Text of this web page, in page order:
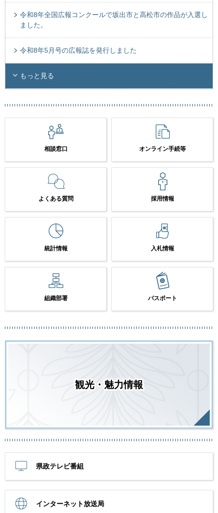
令和8年全国広報コンクールで坂出市と高松市の作品が入選し
ました。
令和8年5月号の広報誌を発行しました
もっと見る
相談窓口 オンライン手続等
よくある質問 採用情報
統計情報 入札情報
組織部署 パスポート
観光・魅力情報
県政テレビ番組
インターネット放送局